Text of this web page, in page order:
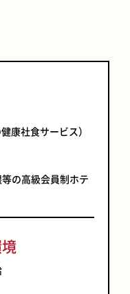
康社食サービス）
の高級会員制ホテ